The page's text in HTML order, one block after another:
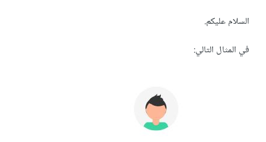
السلام عليكم.
في المثال التالي: